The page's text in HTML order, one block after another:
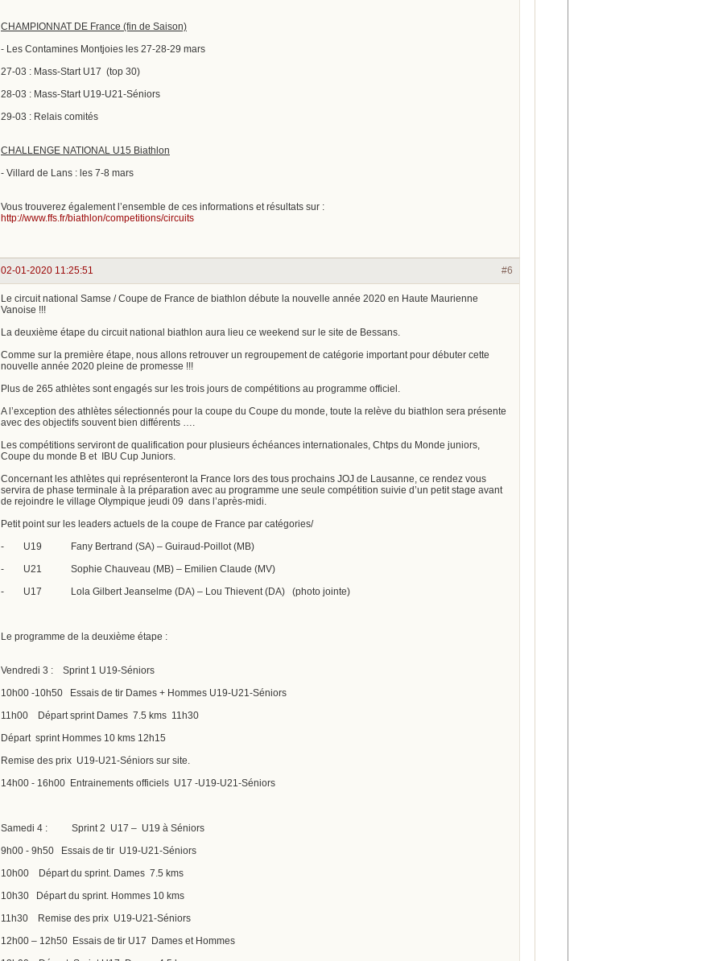
CHAMPIONNAT DE France (fin de Saison)
- Les Contamines Montjoies les 27-28-29 mars
27-03 : Mass-Start U17 (top 30)
28-03 : Mass-Start U19-U21-Séniors
29-03 : Relais comités
CHALLENGE NATIONAL U15 Biathlon
- Villard de Lans : les 7-8 mars
Vous trouverez également l’ensemble de ces informations et résultats sur :
http://www.ffs.fr/biathlon/competitions/circuits
#6
02-01-2020 11:25:51
Le circuit national Samse / Coupe de France de biathlon débute la nouvelle année 2020 en Haute Maurienne
Vanoise !!!
La deuxième étape du circuit national biathlon aura lieu ce weekend sur le site de Bessans.
Comme sur la première étape, nous allons retrouver un regroupement de catégorie important pour débuter cette
nouvelle année 2020 pleine de promesse !!!
Plus de 265 athlètes sont engagés sur les trois jours de compétitions au programme officiel.
A l’exception des athlètes sélectionnés pour la coupe du Coupe du monde, toute la relève du biathlon sera présente
avec des objectifs souvent bien différents ….
Les compétitions serviront de qualification pour plusieurs échéances internationales, Chtps du Monde juniors,
Coupe du monde B et IBU Cup Juniors.
Concernant les athlètes qui représenteront la France lors des tous prochains JOJ de Lausanne, ce rendez vous
servira de phase terminale à la préparation avec au programme une seule compétition suivie d’un petit stage avant
de rejoindre le village Olympique jeudi 09 dans l’après-midi.
Petit point sur les leaders actuels de la coupe de France par catégories/
- U19 Fany Bertrand (SA) – Guiraud-Poillot (MB)
- U21 Sophie Chauveau (MB) – Emilien Claude (MV)
- U17 Lola Gilbert Jeanselme (DA) – Lou Thievent (DA) (photo jointe)
Le programme de la deuxième étape :
Vendredi 3 : Sprint 1 U19-Séniors
10h00 -10h50 Essais de tir Dames + Hommes U19-U21-Séniors
11h00 Départ sprint Dames 7.5 kms 11h30
Départ sprint Hommes 10 kms 12h15
Remise des prix U19-U21-Séniors sur site.
14h00 - 16h00 Entrainements officiels U17 -U19-U21-Séniors
Samedi 4 : Sprint 2 U17 – U19 à Séniors
9h00 - 9h50 Essais de tir U19-U21-Séniors
10h00 Départ du sprint. Dames 7.5 kms
10h30 Départ du sprint. Hommes 10 kms
11h30 Remise des prix U19-U21-Séniors
12h00 – 12h50 Essais de tir U17 Dames et Hommes